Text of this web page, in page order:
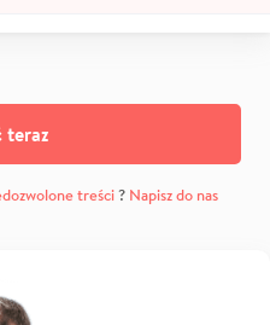
teraz
treści? Napisz do nas